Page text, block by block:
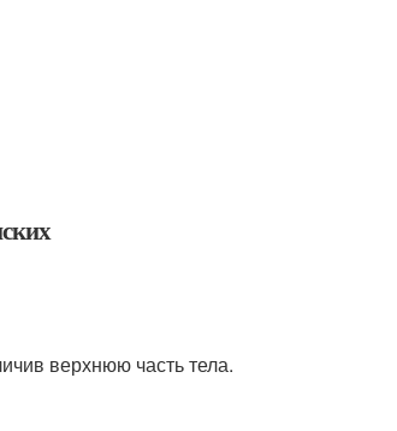
верхнюю часть тела.